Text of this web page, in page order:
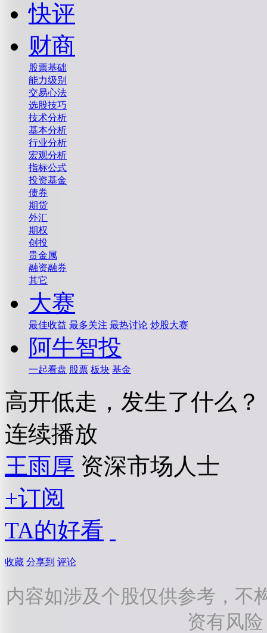
快评
财商
股票基础
能力级别
交易心法
选股技巧
技术分析
基本分析
行业分析
宏观分析
指标公式
投资基金
债券
期货
外汇
期权
创投
贵金属
融资融券
其它
大赛
最佳收益 最多关注 最热讨论 炒股大赛
阿牛智投
一起看盘 股票 板块 基金
高开低走，发生了什么？
连续播放
王雨厚 资深市场人士
+订阅
TA的好看
收藏 分享到 评论
内容如涉及个股仅供参考，不
资有风